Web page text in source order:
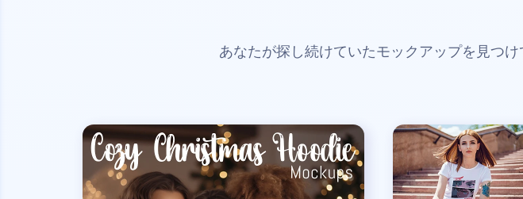
あなたが探し続けていたモックアップを見つ